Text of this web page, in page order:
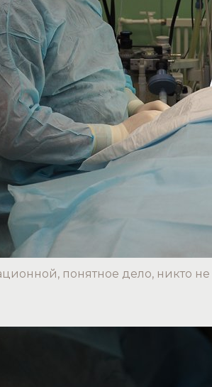
понятное дело, никто не